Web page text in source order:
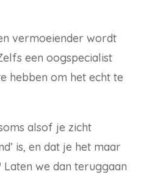
vermoeiender wordt
een oogspecialist
hebben om het echt te
alsof je zicht
is, en dat je het maar
we dan teruggaan